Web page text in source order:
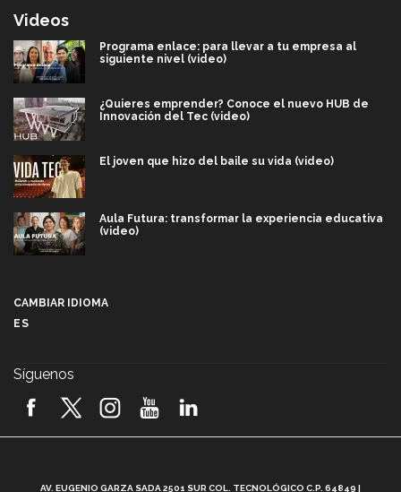
Videos
Programa enlace: para llevar a tu empresa al
siguiente nivel (video)
¿Quieres emprender? Conoce el nuevo HUB de
Innovación del Tec (video)
El joven que hizo del baile su vida (video)
Aula Futura: transformar la experiencia educativa
(video)
2026! (video)
CAMBIAR IDIOMA
ES
Síguenos
AV. EUGENIO GARZA SADA 2501 SUR COL. TECNOLÓGICO C.P. 64849 |